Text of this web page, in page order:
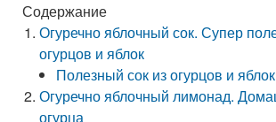
Содержание
Огуречно яблочный сок. Супер
огурцов и яблок
Полезный сок из огурцов и
Огуречно яблочный лимонад.
огурца